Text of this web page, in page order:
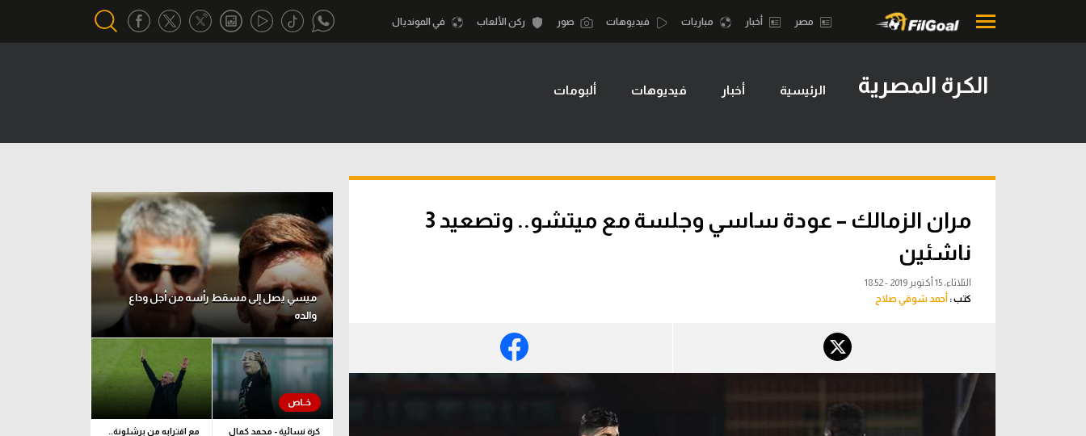
ميركاتو
فانتازي في الجول
مسابقة التوقعات
الدوري الإسباني
الكرة الإفريقية
الدوري الإسباني
كرة السلة الأمريكية
كرة سلة
آسيا
تحقيق في الجول
تقرير في الجول
تحليل في الجول
حكايات في الجول
كويز في الجول
فيديو في الجول
مصر أخبار مباريات فيديوهات صور ركن الألعاب في المونديال
الكرة المصرية الرئيسية أخبار فيديوهات ألبومات
مران الزمالك – عودة ساسي وجلسة مع ميتشو.. وتصعيد 3
ناشئين
الثلاثاء، 15 أكتوبر 2019 - 18:52
كتب : أحمد شوقي صلاح
ميسي يصل إلى مسقط رأسه من أجل وداع
والده
كرة نسائية - محمد كمال
مع اقترابه من برشلونة..